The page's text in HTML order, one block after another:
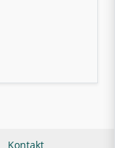
Kontakt